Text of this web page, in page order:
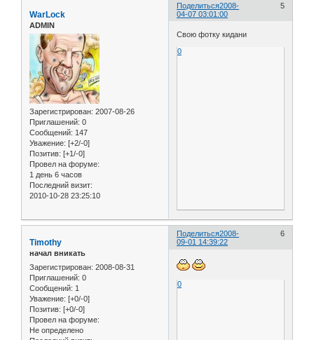
Поделиться 5
2008-
04-07 03:01:00
WarLock
ADMIN
Зарегистрирован: 2007-08-26
Приглашений: 0
Сообщений: 147
Уважение: [+2/-0]
Позитив: [+1/-0]
Провел на форуме:
1 день 6 часов
Последний визит:
2010-10-28 23:25:10
Свою фотку кидани
0
Поделиться 6
2008-
09-01 14:39:22
Timothy
начал вникать
Зарегистрирован: 2008-08-31
Приглашений: 0
Сообщений: 1
Уважение: [+0/-0]
Позитив: [+0/-0]
Провел на форуме:
Не определено
0